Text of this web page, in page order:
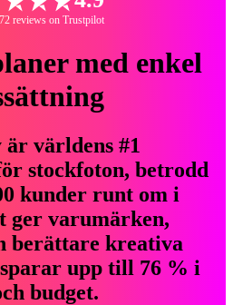
reviews on Trustpilot
med enkel
är världens #1
stockfoton, betrodd
kunder runt om i
ger varumärken,
berättare kreativa
upp till 76 % i
budget.